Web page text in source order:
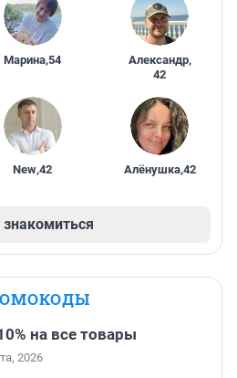
Марина,54 Александр,
42
New,42 Алёнушка,42
на все товары
2026